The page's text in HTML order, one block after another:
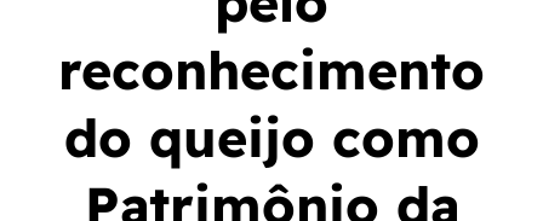
reconhecimento
do queijo como
Patrimônio da